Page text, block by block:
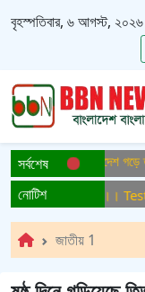
বৃহস্পতিবার, ৬ আগস্ট, ২০২৬
সর্বশেষ বাংলাদেশ গড়ে
নোটিশসম্প্রচার ।। Test
জাতীয় 1